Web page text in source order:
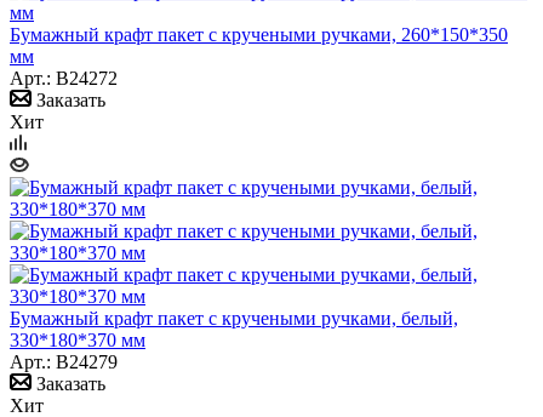
Бумажный крафт пакет с кручеными ручками, 260*150*350
мм
Арт.: B24272
Заказать
Хит
Бумажный крафт пакет с кручеными ручками, белый,
330*180*370 мм
Арт.: B24279
Заказать
Хит